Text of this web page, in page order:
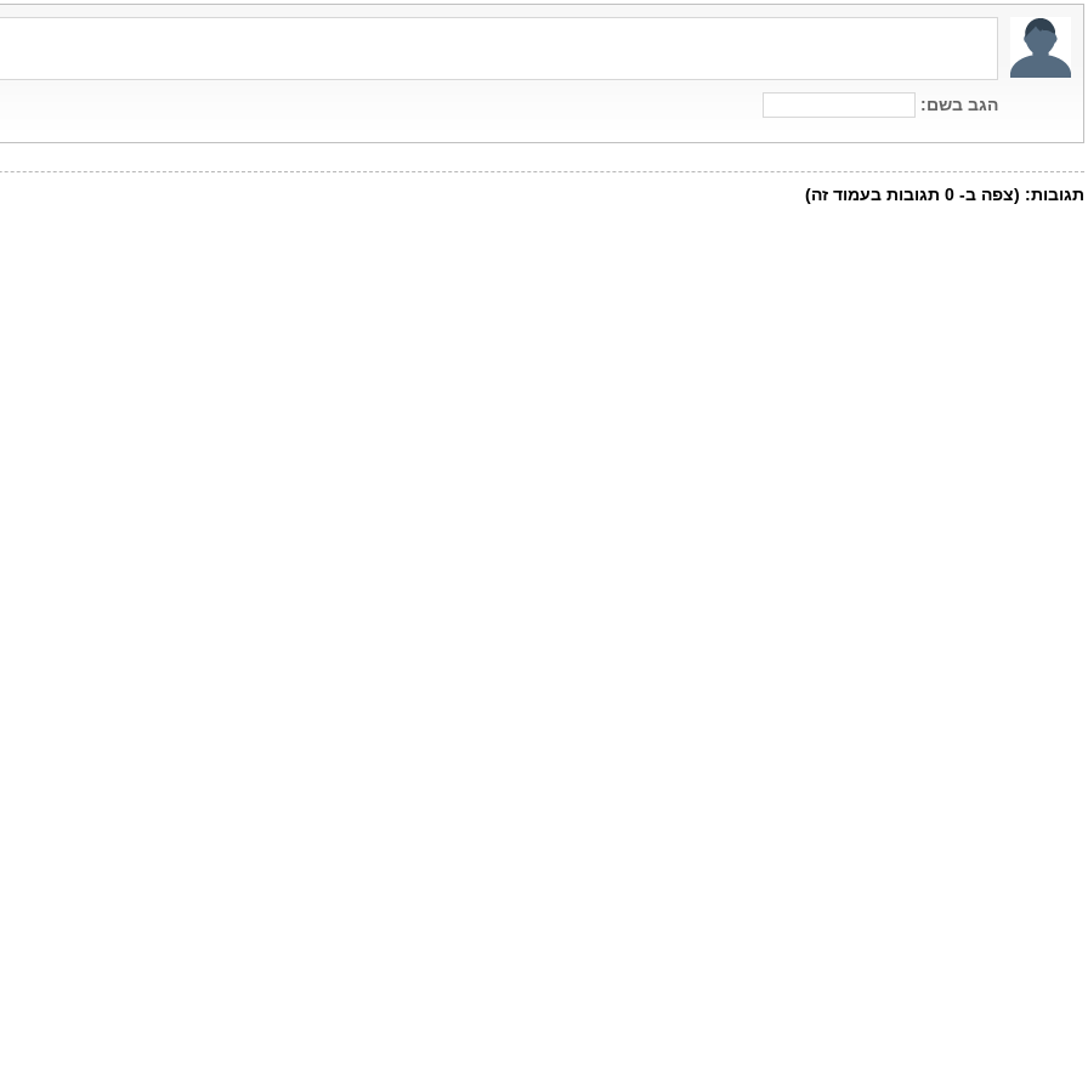
הגב בשם:
תגובות: (צפה ב- 0 תגובות בעמוד זה)